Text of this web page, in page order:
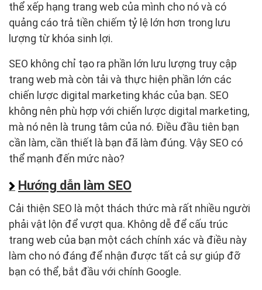
thể xếp hạng trang web của mình cho nó và có
quảng cáo trả tiền chiếm tỷ lệ lớn hơn trong lưu
lượng từ khóa sinh lợi.
SEO không chỉ tạo ra phần lớn lưu lượng truy cập
trang web mà còn tải và thực hiện phần lớn các
chiến lược digital marketing khác của bạn. SEO
không nên phù hợp với chiến lược digital marketing,
mà nó nên là trung tâm của nó. Điều đầu tiên bạn
cần làm, cần thiết là bạn đã làm đúng. Vậy SEO có
thể mạnh đến mức nào?
Hướng dẫn làm SEO
Cải thiện SEO là một thách thức mà rất nhiều người
phải vật lộn để vượt qua. Không dễ để cấu trúc
trang web của bạn một cách chính xác và điều này
làm cho nó đáng để nhận được tất cả sự giúp đỡ
bạn có thể, bắt đầu với chính Google.